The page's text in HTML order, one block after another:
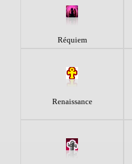
Réquiem
Renaissance